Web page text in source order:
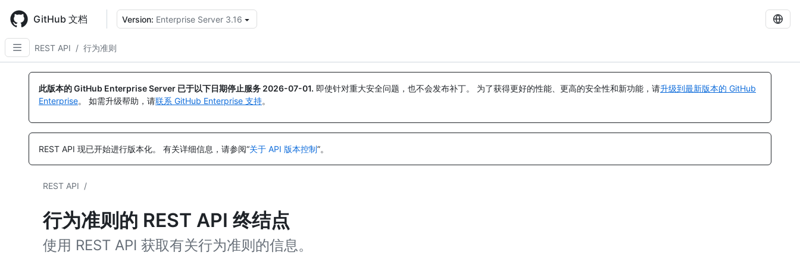
main
content
GitHub 文档 Version: Enterprise Server 3.16
REST API / 行为准则
此版本的 GitHub Enterprise Server 已于以下日期停止服务 2026-07-01. 即使针对重大安全问题，也不会发布补丁。 为了获得更好的性能、更高的安全性和新功能，请升级到最新版本的 GitHub
Enterprise。 如需升级帮助，请联系 GitHub Enterprise 支持。
REST API 现已开始进行版本化。 有关详细信息，请参阅“关于 API 版本控制”。
REST API /
行为准则的 REST API 终结点
使用 REST API 获取有关行为准则的信息。